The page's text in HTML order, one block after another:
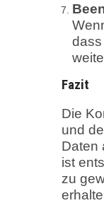
Fazit
Die
und
Daten
ist
zu